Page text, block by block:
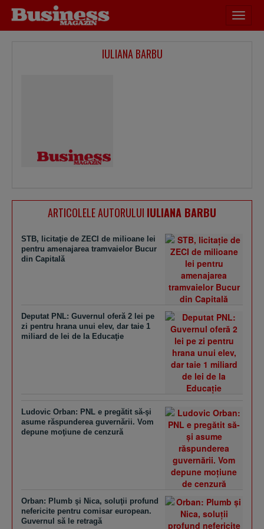
meniu
IULIANA BARBU
ARTICOLELE AUTORULUI IULIANA BARBU
STB, licitaţie de ZECI de milioane lei
pentru amenajarea tramvaielor Bucur
din Capitală
Deputat PNL: Guvernul oferă 2 lei pe
zi pentru hrana unui elev, dar taie 1
miliard de lei de la Educaţie
Ludovic Orban: PNL e pregătit să-şi
asume răspunderea guvernării. Vom
depune moţiune de cenzură
Orban: Plumb şi Nica, soluţii profund
nefericite pentru comisar european.
Guvernul să le retragă